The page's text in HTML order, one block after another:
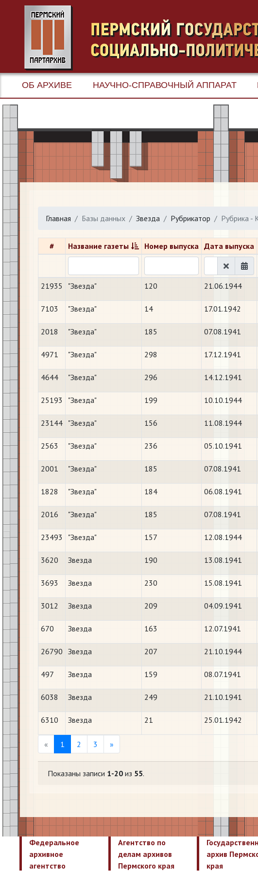
ОБ АРХИВЕ НАУЧНО-СПРАВОЧНЫЙ АППАРАТ
Главная Базы данных Звезда Рубрикатор Рубрика -
# Название газеты Номер выпуска Дата выпуска
21935 "Звезда" 120 21.06.1944
7103 "Звезда" 14 17.01.1942
2018 "Звезда" 185 07.08.1941
4971 "Звезда" 298 17.12.1941
4644 "Звезда" 296 14.12.1941
25193 "Звезда" 199 10.10.1944
23144 "Звезда" 156 11.08.1944
2563 "Звезда" 236 05.10.1941
2001 "Звезда" 185 07.08.1941
1828 "Звезда" 184 06.08.1941
2016 "Звезда" 185 07.08.1941
23493 "Звезда" 157 12.08.1944
3620 Звезда 190 13.08.1941
3693 Звезда 230 15.08.1941
3012 Звезда 209 04.09.1941
670 Звезда 163 12.07.1941
26790 Звезда 207 21.10.1944
497 Звезда 159 08.07.1941
6038 Звезда 249 21.10.1941
6310 Звезда 21 25.01.1942
« Previous
1 2 3 »
Показаны записи 1-20 из 55.
Федеральное
архивное
агентство
Агентство по
делам архивов
Пермского края
архив
края